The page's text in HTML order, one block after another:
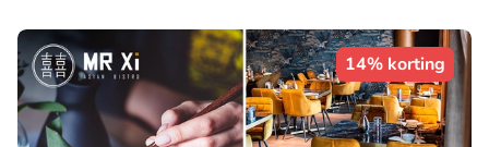
14% korting